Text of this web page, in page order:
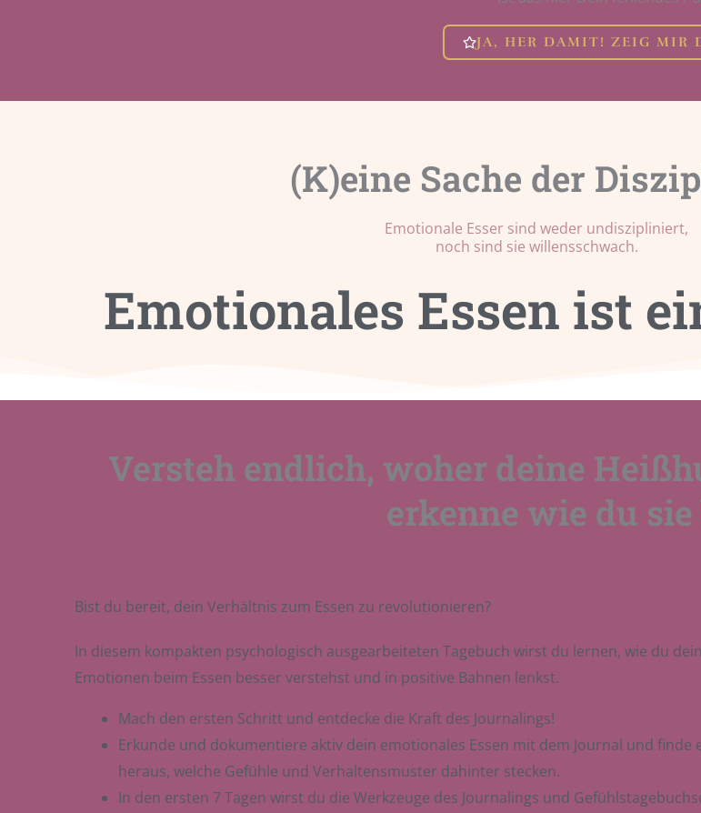
JA, HER DAMIT! ZEIG MIR
(K)eine Sache der
Emotionale Esser sind weder undiszipliniert,
noch sind sie willensschwach.
Emotionales Essen ist
Versteh endlich, woher deine
erkenne wie du
Bist du bereit, dein Verhältnis zum Essen zu revolutionieren?
In diesem kompakten psychologisch ausgearbeiteten Tagebuch wirst du lernen, wie du
Emotionen beim Essen besser verstehst und in positive Bahnen lenkst.
Mach den ersten Schritt und entdecke die Kraft des Journalings!
Erkunde und dokumentiere aktiv dein emotionales Essen mit dem Journal und finde
heraus, welche Gefühle und Verhaltensmuster dahinter stecken.
In den ersten 7 Tagen wirst du die Werkzeuge des Journalings und